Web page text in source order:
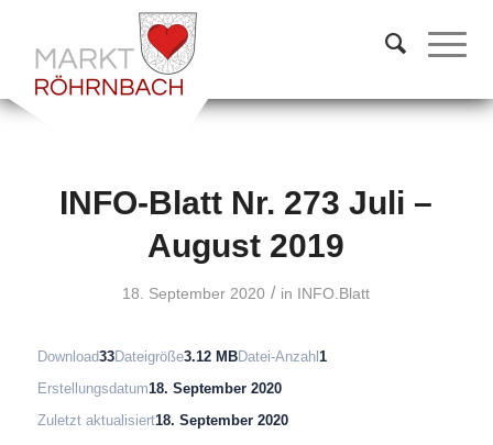
INFO-Blatt Nr. 273 Juli –
August 2019
18. September 2020 / in INFO.Blatt
Download33Dateigröße3.12 MBDatei-Anzahl 1
Erstellungsdatum18. September 2020
Zuletzt aktualisiert18. September 2020